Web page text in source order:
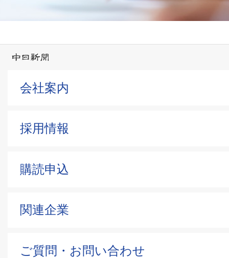
会社案内
採用情報
購読申込
関連企業
ご質問・お問い合わせ